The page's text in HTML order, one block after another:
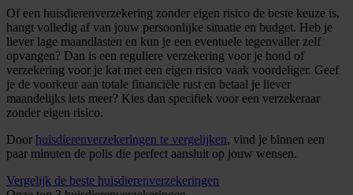
Of een huisdierenverzekering zonder eigen risico de beste keuze is,
hangt volledig af van jouw persoonlijke situatie en budget. Heb je
liever lage maandlasten en kun je een eventuele tegenvaller zelf
opvangen? Dan is een reguliere verzekering voor je hond of
verzekering voor je kat met een eigen risico vaak voordeliger. Geef
je de voorkeur aan totale financiële rust en betaal je liever
maandelijks iets meer? Kies dan specifiek voor een verzekeraar
zonder eigen risico.
Door huisdierenverzekeringen te vergelijken, vind je binnen een
paar minuten de polis die perfect aansluit op jouw wensen.
Vergelijk de beste huisdierenverzekeringen